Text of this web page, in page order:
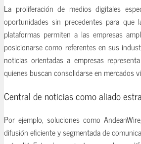
La proliferación de medios digitales
oportunidades sin precedentes para que
plataformas permiten a las empresas
posicionarse como referentes en sus
noticias orientadas a empresas
quienes buscan consolidarse en mercados
Central de noticias como aliado
Por ejemplo, soluciones como
difusión eficiente y segmentada de